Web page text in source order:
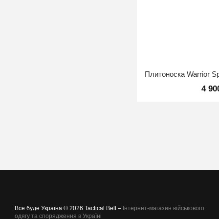
4
Все буде Україна © 2026 Tactical Belt – Інтернет-магазин військового
одягу та спорядження в Україні